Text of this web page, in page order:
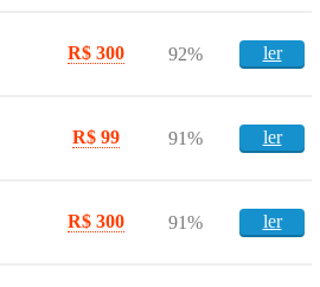
R$ 300 92% ler
R$ 99 91% ler
R$ 300 91% ler